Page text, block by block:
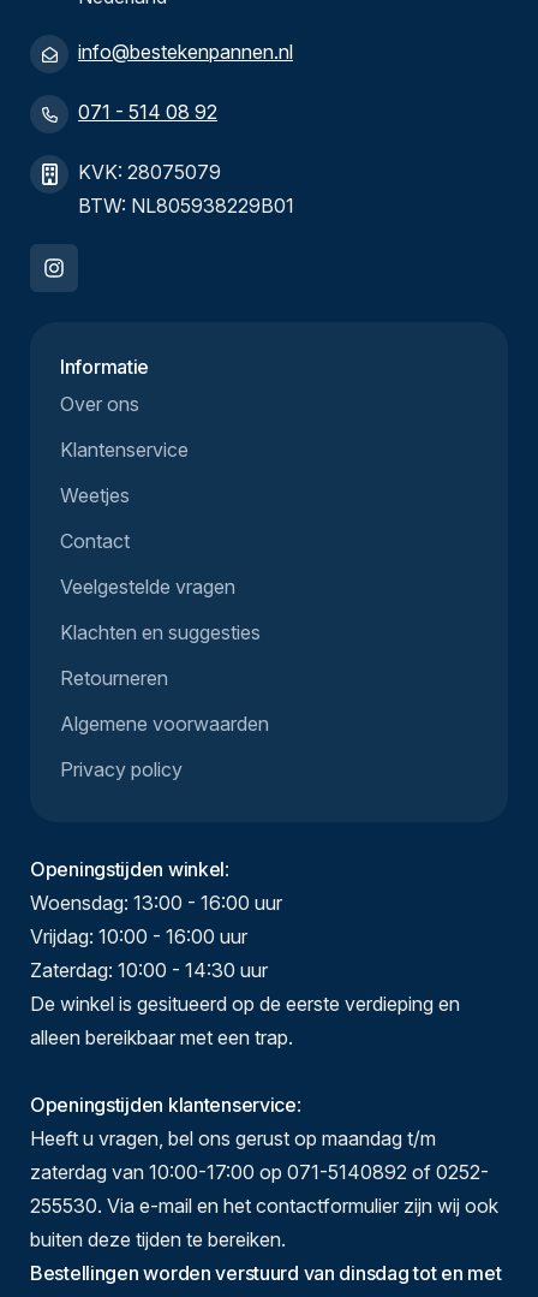
info@bestekenpannen.nl
071 - 514 08 92
KVK: 28075079
BTW: NL805938229B01
Informatie
Over ons
Klantenservice
Weetjes
Contact
Veelgestelde vragen
Klachten en suggesties
Retourneren
Algemene voorwaarden
Privacy policy
Openingstijden winkel:
Woensdag: 13:00 - 16:00 uur
Vrijdag: 10:00 - 16:00 uur
Zaterdag: 10:00 - 14:30 uur
De winkel is gesitueerd op de eerste verdieping en
alleen bereikbaar met een trap.
Openingstijden klantenservice:
Heeft u vragen, bel ons gerust op maandag t/m
zaterdag van 10:00-17:00 op 071-5140892 of 0252-
255530. Via e-mail en het contactformulier zijn wij ook
buiten deze tijden te bereiken.
Bestellingen worden verstuurd van dinsdag tot en met